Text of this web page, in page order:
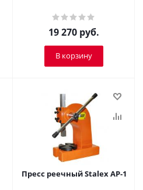
19 270 руб.
В корзину
Пресс реечный Stalex AP-1